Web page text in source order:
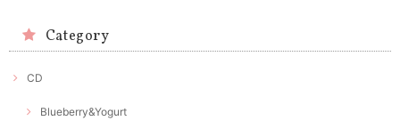
Category
CD
Blueberry&Yogurt